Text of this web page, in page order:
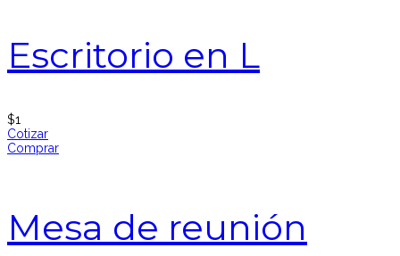
Escritorio en L
$1
Cotizar
Comprar
Mesa de reunión